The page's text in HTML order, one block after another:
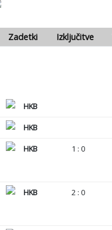
Zadetki Izključitve
HKB
HKB
HKB 1 : 0
HKB 2 : 0